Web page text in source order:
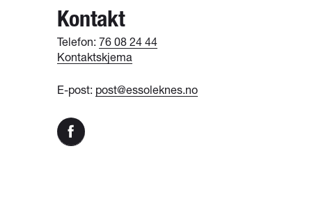
Kontakt
Telefon: 76 08 24 44
Kontaktskjema
E-post: post@essoleknes.no